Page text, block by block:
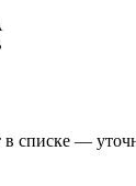
списке —